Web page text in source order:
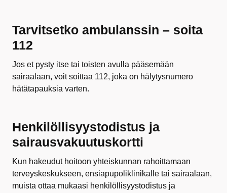
Tarvitsetko ambulanssin – soita
112
Jos et pysty itse tai toisten avulla pääsemään
sairaalaan, voit soittaa 112, joka on hälytysnumero
hätätapauksia varten.
Henkilöllisyystodistus ja
sairausvakuutuskortti
Kun hakeudut hoitoon yhteiskunnan rahoittamaan
terveyskeskukseen, ensiapupoliklinikalle tai sairaalaan,
muista ottaa mukaasi henkilöllisyystodistus ja